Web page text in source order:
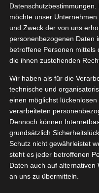
Der
November 30, 2023 | Deko,
22
08, 2023
Lifestyle
Czaja
möchte unser
und Zweck der von uns
personenbezogenen Daten
betroffene Personen
die ihnen zustehenden
Wir haben als für die
technische und
einen möglichst
verarbeiteten
Dennoch können
grundsätzlich
Schutz nicht gewährleistet
steht es jeder betroffenen
Daten auch auf alternativen
an uns zu übermitteln.